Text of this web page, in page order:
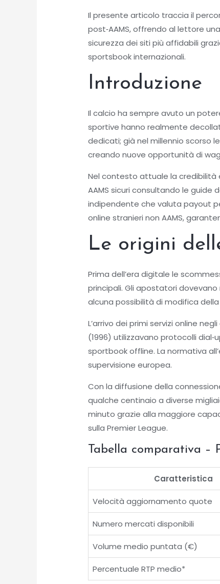
Il presente articolo traccia il
post‑AAMS, offrendo al lettore
sicurezza dei siti più affidabili
sportsbook internazionali.
Introduzione
Il calcio ha sempre avuto un
sportive hanno realmente
dedicati; già nel millennio scorso
creando nuove opportunità di
Nel contesto attuale la credibilità
AAMS sicuri consultando le
indipendente che valuta payout
online stranieri non AAMS,
Le origini
Prima dell’era digitale le
principali. Gli apostatori
alcuna possibilità di modifica
L’arrivo dei primi servizi online
(1996) utilizzavano protocolli
sportbook offline. La normativa
supervisione europea.
Con la diffusione della
qualche centinaio a diverse
minuto grazie alla maggiore
sulla Premier League.
Tabella comparativa –
Caratteristica
Velocità aggiornamento quote
Numero mercati disponibili
Volume medio puntata (€)
Percentuale RTP medio*